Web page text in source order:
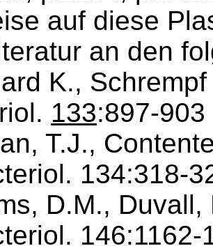
auf diese
an den
K.,
133:897-903
T.J.,
134:318-
D.M.,
146:1162-